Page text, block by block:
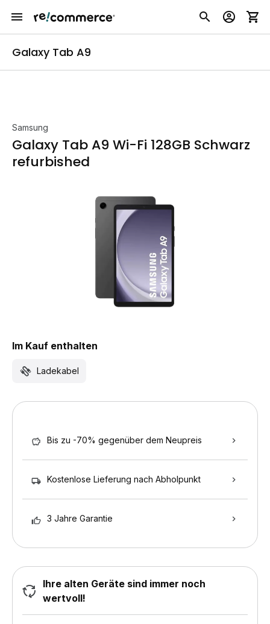
Galaxy Tab A9
Samsung
Galaxy Tab A9 Wi-Fi 128GB Schwarz
refurbished
Im Kauf enthalten
Ladekabel
Bis zu -70% gegenüber dem Neupreis
Kostenlose Lieferung nach Abholpunkt
3 Jahre Garantie
Ihre alten Geräte sind immer noch
wertvoll!